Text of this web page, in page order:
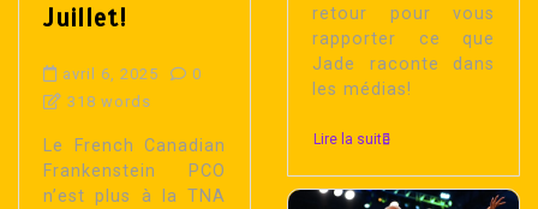
Juillet!
avril 6, 2025
0
318 words
Le French Canadian
Frankenstein PCO
n’est plus à la TNA
retour pour vous
rapporter ce que
Jade raconte dans
les médias!
Lire la suite